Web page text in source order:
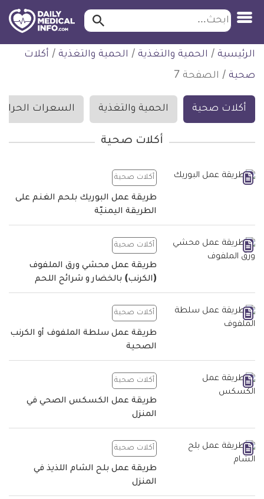
التخطي
للمحتوى
طبية
ابحث ابحث…
الرئيسية / الحمية والتغذية / الحمية والتغذية / أكلات
صحية / الصفحة 7
أكلات صحية الحمية والتغذية السعرات
أكلات صحية
أكلات صحية
طريقة عمل البوريك بلحم الغنم على
الطريقة اليمنيّة
أكلات صحية
طريقة عمل محشي ورق الملفوف
(الكرنب) بالخضار و شرائح اللحم
أكلات صحية
طريقة عمل سلطة الملفوف أو الكرنب
الصحية
أكلات صحية
طريقة عمل الكسكس الصحي في
المنزل
أكلات صحية
طريقة عمل بلح الشام اللذيذ في
المنزل